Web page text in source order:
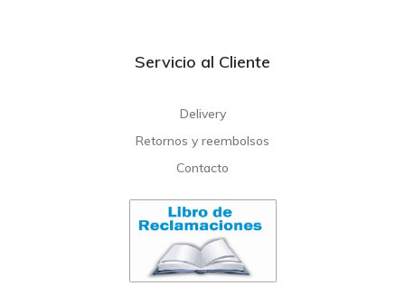
Servicio al Cliente
Delivery
Retornos y reembolsos
Contacto